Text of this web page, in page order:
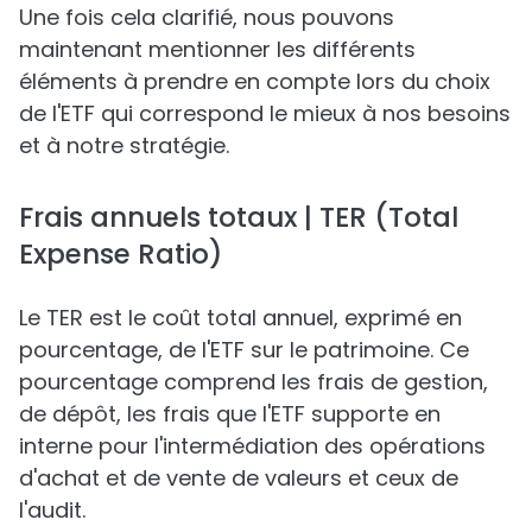
Une fois cela clarifié, nous pouvons
maintenant mentionner les différents
éléments à prendre en compte lors du choix
de l'ETF qui correspond le mieux à nos besoins
et à notre stratégie.
Frais annuels totaux | TER (Total
Expense Ratio)
Le TER est le coût total annuel, exprimé en
pourcentage, de l'ETF sur le patrimoine. Ce
pourcentage comprend les frais de gestion,
de dépôt, les frais que l'ETF supporte en
interne pour l'intermédiation des opérations
d'achat et de vente de valeurs et ceux de
l'audit.